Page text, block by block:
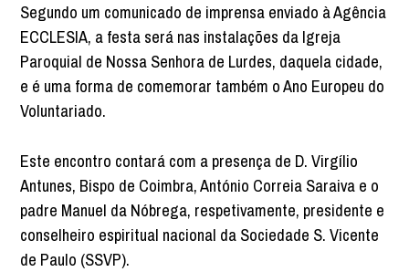
Segundo um comunicado de imprensa enviado à Agência
ECCLESIA, a festa será nas instalações da Igreja
Paroquial de Nossa Senhora de Lurdes, daquela cidade,
e é uma forma de comemorar também o Ano Europeu do
Voluntariado.
Este encontro contará com a presença de D. Virgílio
Antunes, Bispo de Coimbra, António Correia Saraiva e o
padre Manuel da Nóbrega, respetivamente, presidente e
conselheiro espiritual nacional da Sociedade S. Vicente
de Paulo (SSVP).